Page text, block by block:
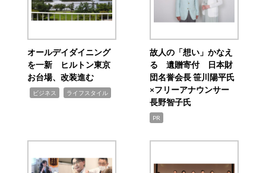
オールデイダイニング
を一新 ヒルトン東京
お台場、改装進む
ビジネス ライフスタイル
故人の「想い」かなえ
る 遺贈寄付 日本財
団名誉会長 笹川陽平氏
×フリーアナウンサー
長野智子氏
PR